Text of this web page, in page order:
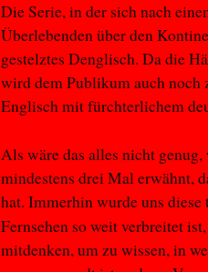
Die Serie, in der sich nach
Überlebenden über den
gestelztes Denglisch. Da die
wird dem Publikum auch noch
Englisch mit fürchterlichem
Als wäre das alles nicht
mindestens drei Mal erwähnt,
hat. Immerhin wurde uns
Fernsehen so weit verbreitet
mitdenken, um zu wissen, in